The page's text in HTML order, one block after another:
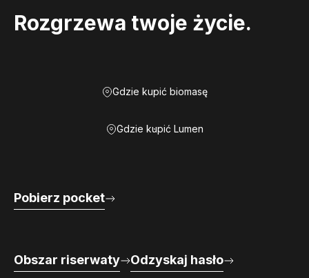
Rozgrzewa twoje życie.
Gdzie kupić biomasę
Gdzie kupić Lumen
Pobierz pocket
Obszar riserwaty Odzyskaj hasło